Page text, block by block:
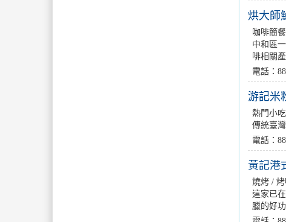
烘大師
咖啡簡
中和區
啡相關
電話：
游記米
熱門小
傳統臺
電話：
黃記港
燒烤 /
這家已
臘的好